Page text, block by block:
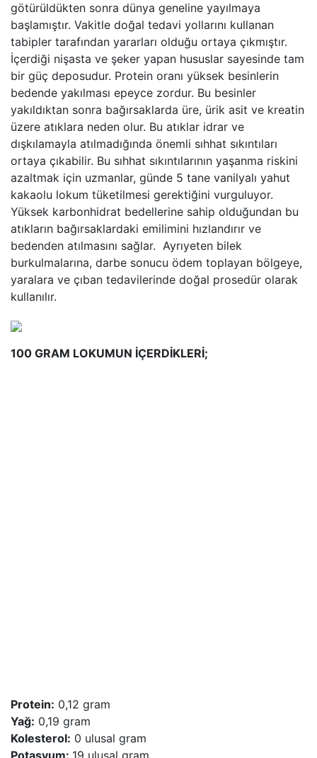
götürüldükten sonra dünya geneline yayılmaya
başlamıştır. Vakitle doğal tedavi yollarını kullanan
tabipler tarafından yararları olduğu ortaya çıkmıştır.
İçerdiği nişasta ve şeker yapan hususlar sayesinde tam
bir güç deposudur. Protein oranı yüksek besinlerin
bedende yakılması epeyce zordur. Bu besinler
yakıldıktan sonra bağırsaklarda üre, ürik asit ve kreatin
üzere atıklara neden olur. Bu atıklar idrar ve
dışkılamayla atılmadığında önemli sıhhat sıkıntıları
ortaya çıkabilir. Bu sıhhat sıkıntılarının yaşanma riskini
azaltmak için uzmanlar, günde 5 tane vanilyalı yahut
kakaolu lokum tüketilmesi gerektiğini vurguluyor.
Yüksek karbonhidrat bedellerine sahip olduğundan bu
atıkların bağırsaklardaki emilimini hızlandırır ve
bedenden atılmasını sağlar. Ayrıyeten bilek
burkulmalarına, darbe sonucu ödem toplayan bölgeye,
yaralara ve çıban tedavilerinde doğal prosedür olarak
kullanılır.
100 GRAM LOKUMUN İÇERDİKLERİ;
Protein: 0,12 gram
Yağ: 0,19 gram
Kolesterol: 0 ulusal gram
Potasyum: 19 ulusal gram